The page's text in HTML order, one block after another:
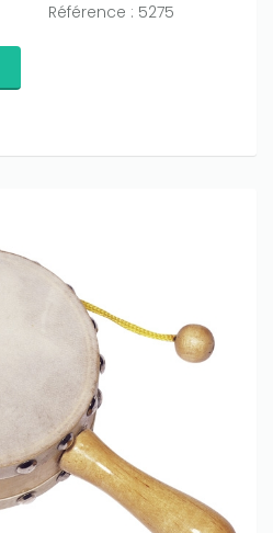
Référence : 5275